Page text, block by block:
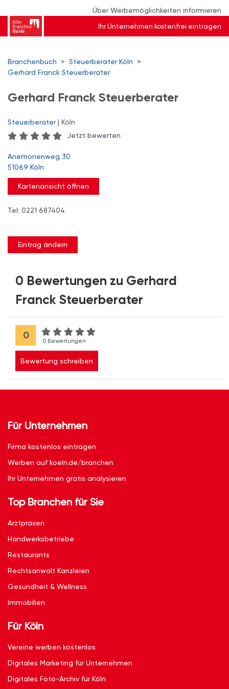
Über Werbemöglichkeiten informieren
Ihr Unternehmen kostenfrei eintragen
Branchenbuch > Steuerberater Köln
>
Gerhard Franck Steuerberater
Gerhard Franck Steuerberater
Steuerberater| Köln
Jetzt bewerten
Anemonenweg 30
51069 Köln
Kartenansicht öffnen
Tel: 0221 687404
Eintrag ändern
0 Bewertungen zu Gerhard
Franck Steuerberater
0
0 Bewertungen
Bewertung schreiben
Für Unternehmen
Firma kostenlos eintragen
Werben auf koeln.de/branchen
Ihr Unternehmen gratis analysieren
Top Branchen für Sie
Arztpraxen
Handwerksbetriebe
Restaurants
Rechtsanwalt Kanzleien
Gesundheit & Wellness
Immobilien
Für Köln
Vereine werben kostenlos
Digitales Marketing für Unternehmen
Digitales Foto-Archiv für Köln